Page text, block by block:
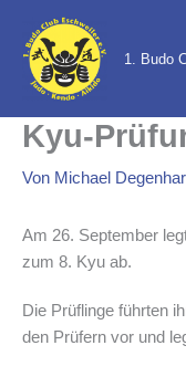
Inhalt
springen
1. Budo
Kyu-
Von Michael
Am 26. September
zum 8. Kyu ab.
Die Prüflinge führten
den Prüfern vor und